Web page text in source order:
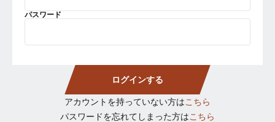
パスワード
ログインする
アカウントを持っていない方はこちら
パスワードを忘れてしまった方はこちら